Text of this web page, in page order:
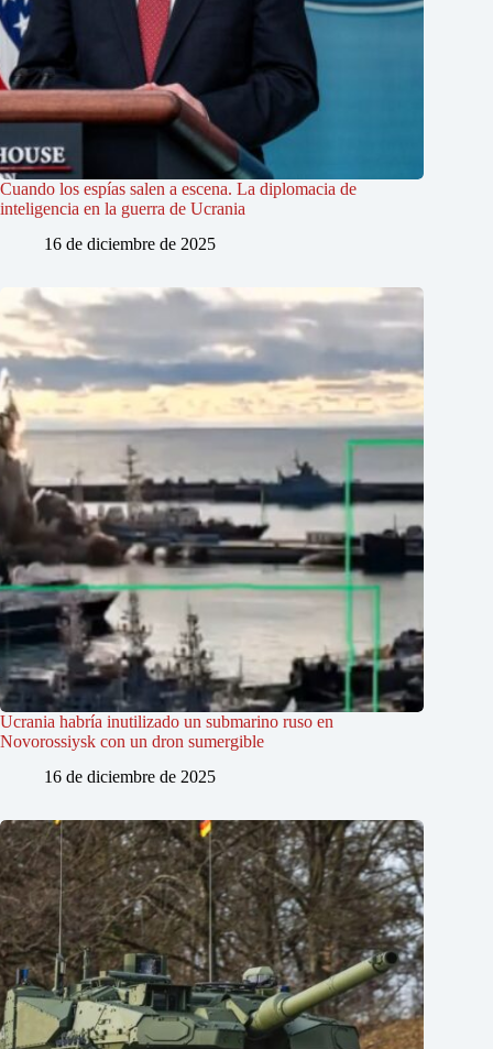
Cuando los espías salen a escena. La diplomacia de
inteligencia en la guerra de Ucrania
16 de diciembre de 2025
Ucrania habría inutilizado un submarino ruso en
Novorossiysk con un dron sumergible
16 de diciembre de 2025